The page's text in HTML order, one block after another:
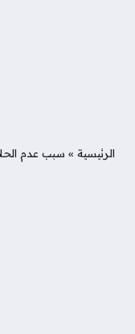
الرئيسية » سبب عدم